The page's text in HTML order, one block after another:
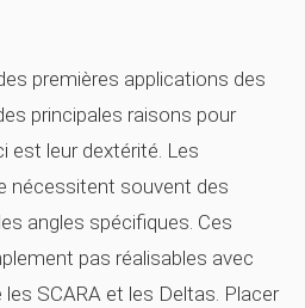
premières applications des
principales raisons pour
est leur dextérité. Les
nécessitent souvent des
angles spécifiques. Ces
pas réalisables avec
SCARA et les Deltas. Placer